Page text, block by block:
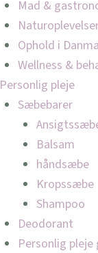
Mad &
Ophold i
Wellness &
Personlig pleje
Sæbebarer
Balsam
håndsæbe
Kropssæbe
Shampoo
Deodorant
Personlig